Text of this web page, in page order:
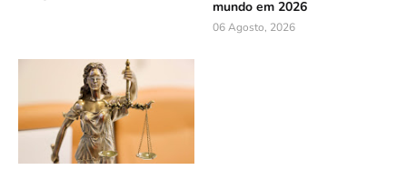
mundo em 2026
06 Agosto, 2026